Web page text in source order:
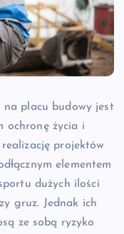
na placu budowy jest
ochronę życia i
projektów
elementem
dużych ilości
gruz. Jednak ich
ze sobą ryzyko